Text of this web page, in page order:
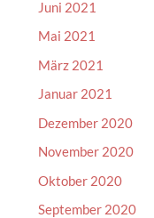
Juni 2021
Mai 2021
März 2021
Januar 2021
Dezember 2020
November 2020
Oktober 2020
September 2020